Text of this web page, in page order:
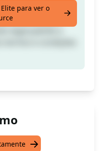
suas
A ferramenta
para ver o